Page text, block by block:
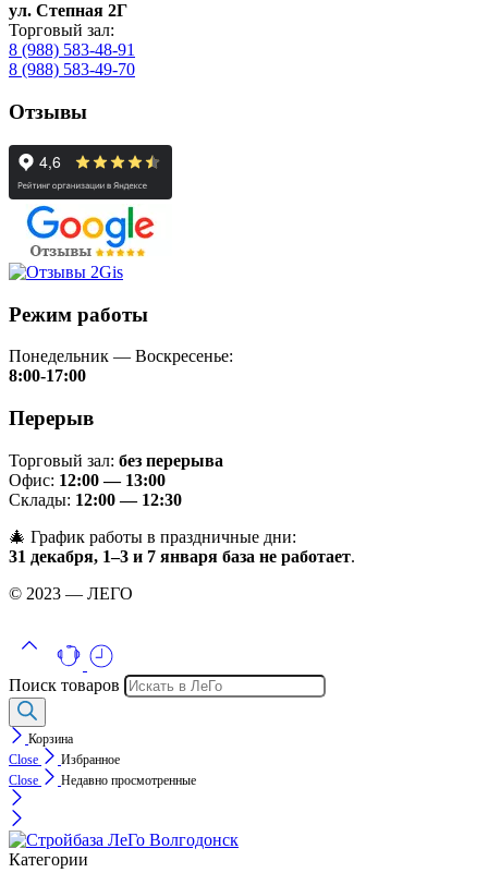
ул. Степная 2Г
Торговый зал:
8 (988) 583-48-91
8 (988) 583-49-70
Отзывы
Режим работы
Понедельник — Воскресенье:
8:00-17:00
Перерыв
Торговый зал: без перерыва
Офис: 12:00 — 13:00
Склады: 12:00 — 12:30
🎄 График работы в праздничные дни:
31 декабря, 1–3 и 7 января база не работает.
© 2023 — ЛЕГО
Поиск товаров
Корзина
Close
Избранное
Close
Недавно просмотренные
Категории